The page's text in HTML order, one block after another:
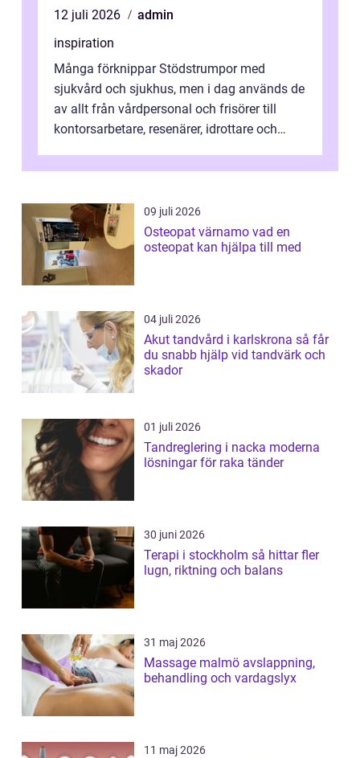
12 juli 2026
admin
inspiration
Många förknippar Stödstrumpor med
sjukvård och sjukhus, men i dag används de
av allt från vårdpersonal och frisörer till
kontorsarbetare, resenärer, idrottare och
09 juli 2026
Osteopat värnamo vad en
osteopat kan hjälpa till med
04 juli 2026
Akut tandvård i karlskrona så får
du snabb hjälp vid tandvärk och
skador
01 juli 2026
Tandreglering i nacka moderna
lösningar för raka tänder
30 juni 2026
Terapi i stockholm så hittar fler
lugn, riktning och balans
31 maj 2026
Massage malmö avslappning,
behandling och vardagslyx
11 maj 2026